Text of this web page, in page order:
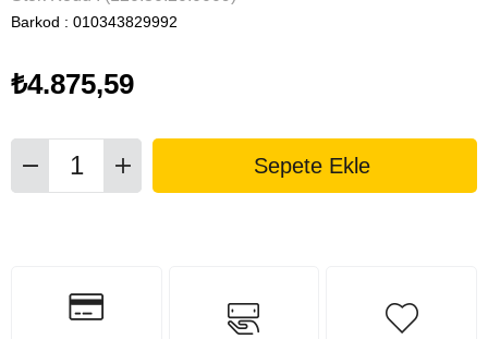
Barkod : 010343829992
₺4.875,59